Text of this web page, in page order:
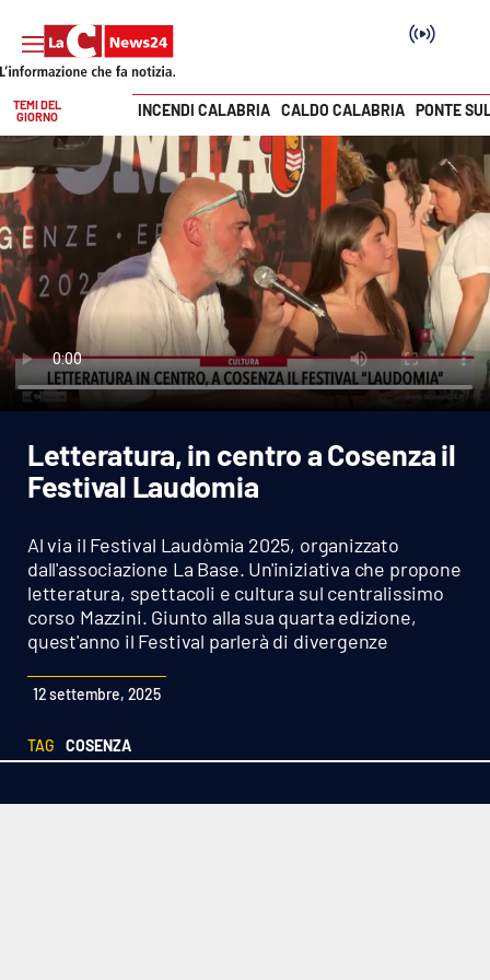
SEZIONI
Cronaca
Politica
Attualità
Economia e lavoro
Italia Mondo
Sport
Cultura
Podcast
Vai
TEMI DEL
GIORNO
INCENDI CALABRIA CALDO CALABRIA PONTE
Letteratura, in centro a Cosenza il
Festival Laudomia
Al via il Festival Laudòmia 2025, organizzato
dall'associazione La Base. Un'iniziativa che propone
letteratura, spettacoli e cultura sul centralissimo
corso Mazzini. Giunto alla sua quarta edizione,
quest'anno il Festival parlerà di divergenze
12 settembre, 2025
TAG COSENZA